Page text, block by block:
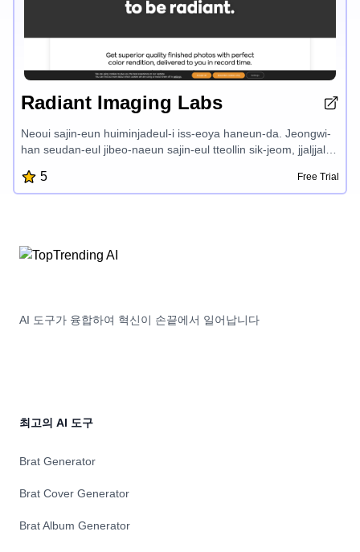
Radiant Imaging Labs
Neoui sajin-eun huiminjadeul-i iss-eoya haneun-da. Jeongwi-
han seudan-eul jibeo-naeun sajin-eul tteollin sik-jeom, jjaljjal
haneun-da. Neoui sajin-eun Radiant-in-da. Jeu-neoleul jal
doel su iss-eun-da. Mugu-eseo temaehaja Radiant Photo 3
5 Free Trial
AI 도구가 융합하여 혁신이 손끝에서 일어납니다
최고의 AI 도구
Brat Generator
Brat Cover Generator
Brat Album Generator